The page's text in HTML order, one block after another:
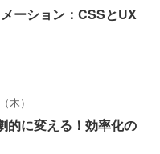
ーション：CSSとUX
木）
的に変える！効率化の